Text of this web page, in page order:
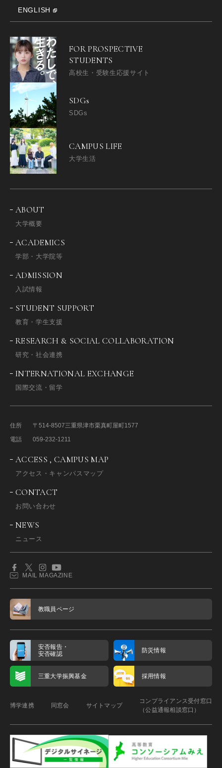
ENGLISH
FOR PROSPECTIVE
STUDENTS
高校生・受験生応援サイト
SDGs
SDGs
CAMPUS LIFE
大学生活
ABOUT
大学概要
ACADEMICS
学部・大学院等
ADMISSION
入試情報
STUDENT SUPPORT
教育・学生支援
RESEARCH & SOCIAL COLLABORATION
研究・社会連携
INTERNATIONAL EXCHANGE
国際交流・留学
住所 〒514-8507三重県津市栗真町屋町1577
電話
059-232-1211
ACCESS , CAMPUS MAP
アクセス・キャンパスマップ
CONTACT
お問い合わせ
NEWS
ニュース
MAIL MAGAZINE
教職員ページ
安否報告・
安否確認
防災情報
三重大学振興基金 採用情報
博学連携 同窓会 サイトマップ
コンプライアンス受付窓口
（公益通報相談窓口）